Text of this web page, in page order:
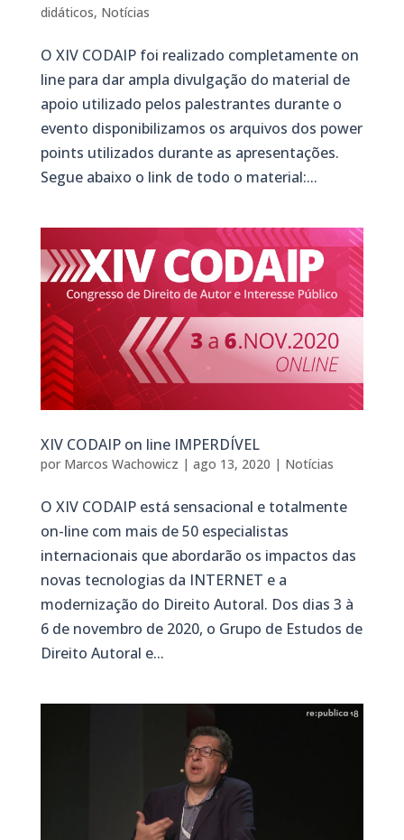
didáticos, Notícias
O XIV CODAIP foi realizado completamente on
line para dar ampla divulgação do material de
apoio utilizado pelos palestrantes durante o
evento disponibilizamos os arquivos dos power
points utilizados durante as apresentações.
Segue abaixo o link de todo o material:...
XIV CODAIP on line IMPERDÍVEL
por Marcos Wachowicz | ago 13, 2020 | Notícias
O XIV CODAIP está sensacional e totalmente
on-line com mais de 50 especialistas
internacionais que abordarão os impactos das
novas tecnologias da INTERNET e a
modernização do Direito Autoral. Dos dias 3 à
6 de novembro de 2020, o Grupo de Estudos de
Direito Autoral e...